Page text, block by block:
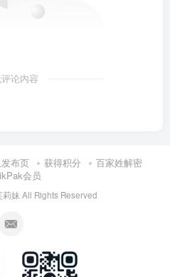
论内容
布页 获得积分
百家姓解密
会员
莉妹 All Rights Reserved